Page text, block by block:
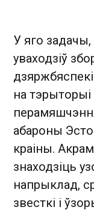
У яго задачы,
уваходзіў
на тэрыторыі
абароны
краіны.
знаходзіць
напрыклад,
звесткі і